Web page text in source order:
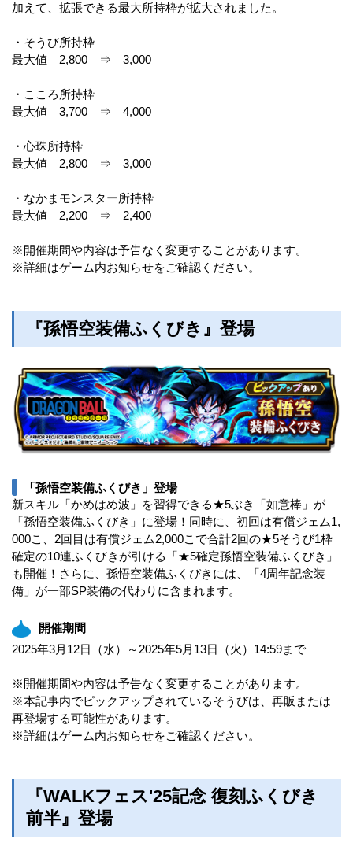
加えて、拡張できる最大所持枠が拡大されました。
・そうび所持枠
最大値 2,800 ⇒ 3,000
・こころ所持枠
最大値 3,700 ⇒ 4,000
・心珠所持枠
最大値 2,800 ⇒ 3,000
・なかまモンスター所持枠
最大値 2,200 ⇒ 2,400
※開催期間や内容は予告なく変更することがあります。
※詳細はゲーム内お知らせをご確認ください。
『孫悟空装備ふくびき』登場
「孫悟空装備ふくびき」登場
新スキル「かめはめ波」を習得できる★5ぶき「如意棒」が
「孫悟空装備ふくびき」に登場！同時に、初回は有償ジェム1,
000こ、2回目は有償ジェム2,000こで合計2回の★5そうび1枠
確定の10連ふくびきが引ける「★5確定孫悟空装備ふくびき」
も開催！さらに、孫悟空装備ふくびきには、「4周年記念装
備」が一部SP装備の代わりに含まれます。
開催期間
2025年3月12日（水）～2025年5月13日（火）14:59まで
※開催期間や内容は予告なく変更することがあります。
※本記事内でピックアップされているそうびは、再販または
再登場する可能性があります。
※詳細はゲーム内お知らせをご確認ください。
『WALKフェス'25記念 復刻ふくびき
前半』登場